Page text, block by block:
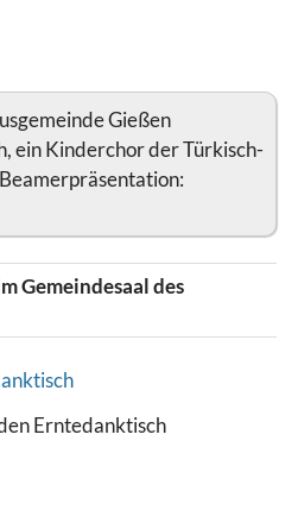
Gießen
ein Kinderchor der Türkisch-
Gemeindesaal des
Erntedanktisch